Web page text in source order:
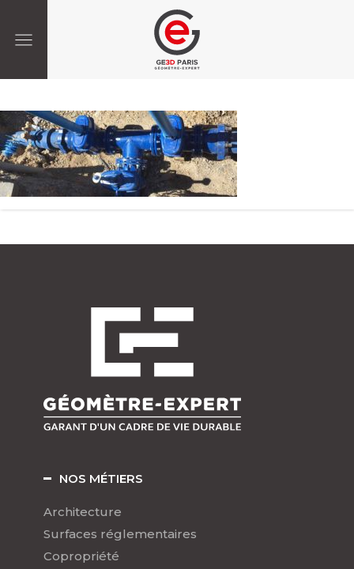
NOS MÉTIERS
Architecture
Surfaces réglementaires
Copropriété